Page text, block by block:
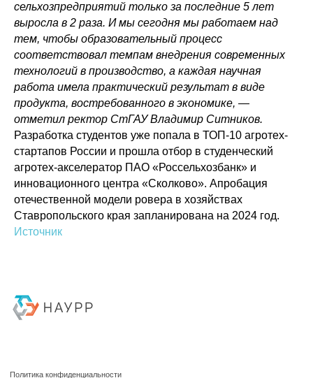
сельхозпредприятий только за последние 5 лет
выросла в 2 раза. И мы сегодня мы работаем над
тем, чтобы образовательный процесс
соответствовал темпам внедрения современных
технологий в производство, а каждая научная
работа имела практический результат в виде
продукта, востребованного в экономике, —
отметил ректор СтГАУ Владимир Ситников.
Разработка студентов уже попала в ТОП-10 агротех-
стартапов России и прошла отбор в студенческий
агротех-акселератор ПАО «Россельхозбанк» и
инновационного центра «Сколково». Апробация
отечественной модели ровера в хозяйствах
Ставропольского края запланирована на 2024 год.
Источник
© 2015-2026 НАУРР. Все права защищены. При использовании материалов
ссылка на ROBOTUNION.RU — обязательна
Политика конфиденциальности
© 2015-2026 НАУРР. Все права защищены.
При использовании материалов ссылка на ROBOTUNION.RU — обязательна